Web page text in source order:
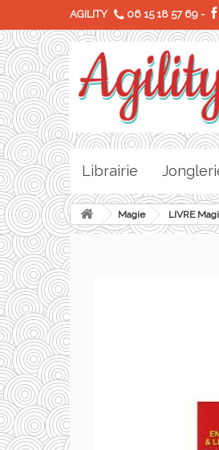
AGILITY 06 15 18 57 69 -
Librairie
Magie LIVRE